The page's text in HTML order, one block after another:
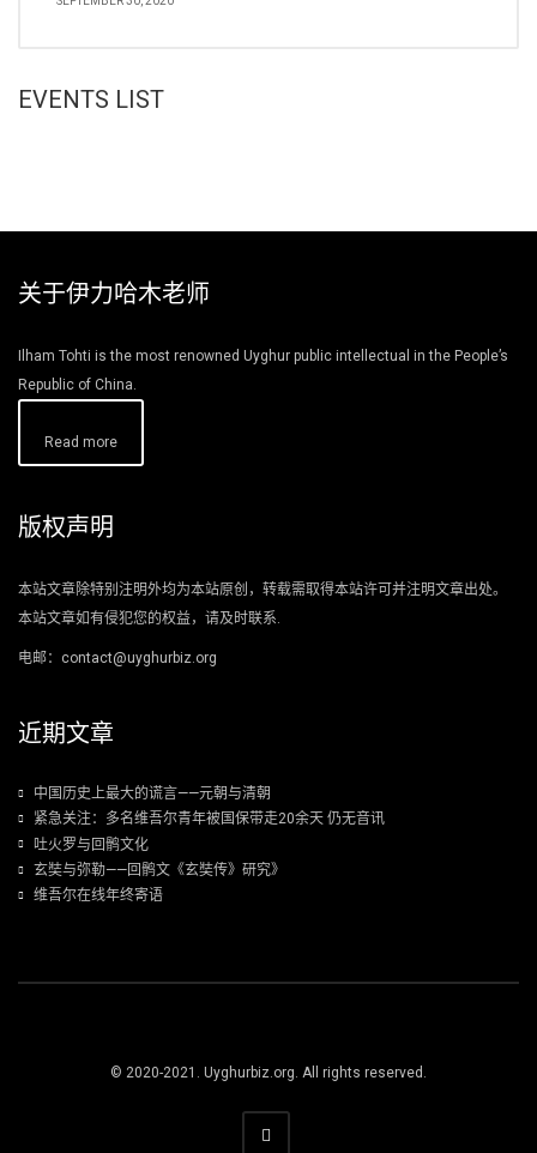
EVENTS LIST
关于伊力哈木老师
Ilham Tohti is the most renowned Uyghur public intellectual in the People’s
Republic of China.
Read more
版权声明
本站文章除特别注明外均为本站原创，转载需取得本站许可并注明文章出处。
本站文章如有侵犯您的权益，请及时联系.
电邮：contact@uyghurbiz.org
近期文章
中国历史上最大的谎言——元朝与清朝
紧急关注：多名维吾尔青年被国保带走20余天 仍无音讯
吐火罗与回鹘文化
玄奘与弥勒——回鹘文《玄奘传》研究》
维吾尔在线年终寄语
© 2020-2021. Uyghurbiz.org. All rights reserved.